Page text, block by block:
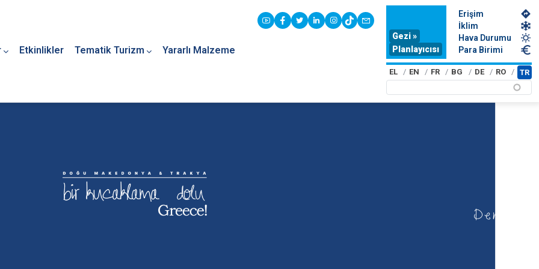
Etkinlikler Tematik Turizm Yararlı Malzeme
youtubefacebook
twitterlinkedininstagram
tiktokcontact
Gezi »
Planlayıcısı
Erişim
İklim
Hava Durumu
Para Birimi
EL EN FR BG DE RO TR
Deniz